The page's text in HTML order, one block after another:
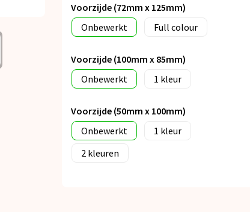
Voorzijde (72mm x 125mm)
Onbewerkt
Full colour
Voorzijde (100mm x 85mm)
Onbewerkt
1
Voorzijde (50mm x 100mm)
Onbewerkt
1
2